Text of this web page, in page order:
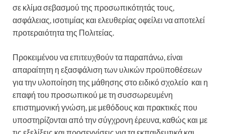
σε κλίμα σεβασμού της προσωπικότητάς τους,
ασφάλειας, ισοτιμίας και ελευθερίας οφείλει να αποτελεί
προτεραιότητα της Πολιτείας.
Προκειμένου να επιτευχθούν τα παραπάνω, είναι
απαραίτητη η εξασφάλιση των υλικών προϋποθέσεων
για την υλοποίηση της μάθησης στο ειδικό σχολείο και η
επαφή του προσωπικού με τη συσσωρευμένη
επιστημονική γνώση, με μεθόδους και πρακτικές που
υποστηρίζονται από την σύγχρονη έρευνα, καθώς και με